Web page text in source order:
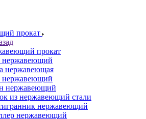
прокат
прокат
нержавеющий
нержавеющая
нержавеющий
нержавеющий
из нержавеющий стали
нержавеющий
нержавеющий